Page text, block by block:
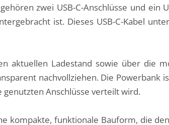
zwei USB-C-Anschlüsse und ein
ist. Dieses USB-C-Kabel
aktuellen Ladestand sowie über die
nachvollziehen. Die Powerbank
Anschlüsse verteilt wird.
kompakte, funktionale Bauform, die